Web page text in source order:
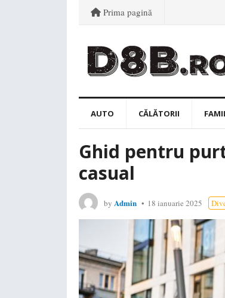
Prima pagină
AUTO CĂLĂTORII
Ghid pentru
casual
by Admin 18 ianuarie 2025